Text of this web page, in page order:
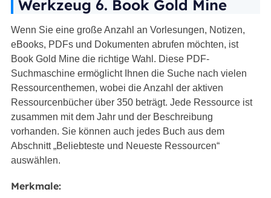
Werkzeug 6. Book Gold Mine
Wenn Sie eine große Anzahl an Vorlesungen, Notizen,
eBooks, PDFs und Dokumenten abrufen möchten, ist
Book Gold Mine die richtige Wahl. Diese PDF-
Suchmaschine ermöglicht Ihnen die Suche nach vielen
Ressourcenthemen, wobei die Anzahl der aktiven
Ressourcenbücher über 350 beträgt. Jede Ressource ist
zusammen mit dem Jahr und der Beschreibung
vorhanden. Sie können auch jedes Buch aus dem
Abschnitt „Beliebteste und Neueste Ressourcen“
auswählen.
Merkmale: